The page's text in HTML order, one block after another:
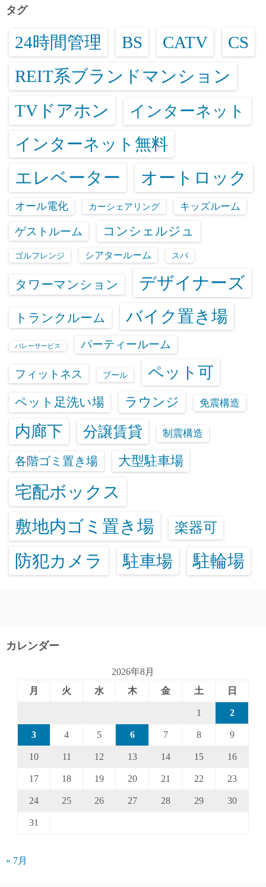
タグ
24時間管理 BS CATV CS
REIT系ブランドマンション
TVドアホン インターネット
インターネット無料
エレベーター オートロック
オール電化 カーシェアリング キッズルーム
ゲストルーム コンシェルジュ
ゴルフレンジ シアタールーム スパ
タワーマンション デザイナーズ
トランクルーム バイク置き場
バレーサービス パーティールーム
フィットネス プール ペット可
ペット足洗い場 ラウンジ 免震構造
内廊下 分譲賃貸 制震構造
各階ゴミ置き場 大型駐車場
宅配ボックス
敷地内ゴミ置き場
楽器可
防犯カメラ 駐車場 駐輪場
カレンダー
2026年8月
月
火 水 木 金 土 日
1 2
3 4 5 6 7 8 9
10 11 12 13 14 15 16
17 18 19 20 21 22 23
24 25 26 27 28 29 30
31
« 7月